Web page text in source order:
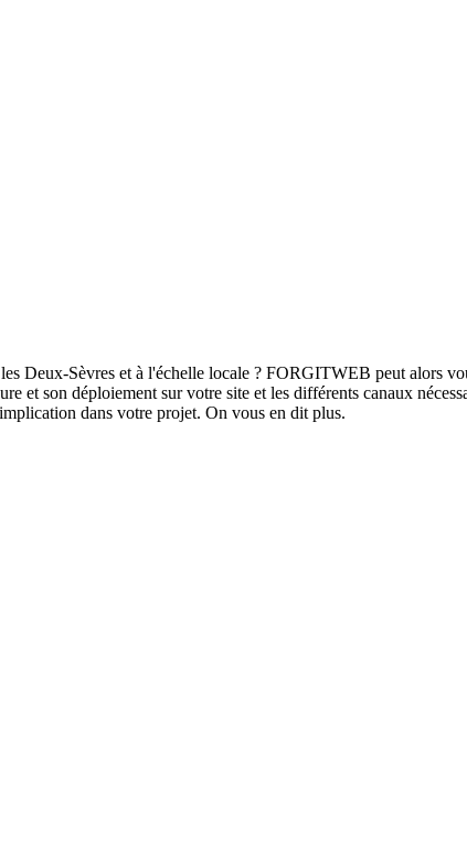
Deux-Sèvres et à l'échelle locale ? FORGITWEB peut alors
et son déploiement sur votre site et les différents canaux
dans votre projet. On vous en dit plus.